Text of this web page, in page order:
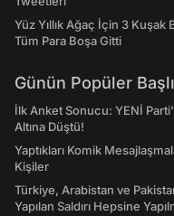
Yüz Yıllık Ağaç İçin 3
Tüm Para Boşa Gitti
Günün Popüler
İlk Anket Sonucu: YENİ
Altına Düştü!
Yaptıkları Komik
Kişiler
Türkiye, Arabistan ve
Yapılan Saldırı Hepsine